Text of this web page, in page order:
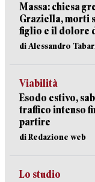
Massa: chiesa
Graziella, morti
figlio e il dolore
di Alessandro
Viabilità
Esodo estivo,
traffico intenso
partire
di Redazione web
Lo studio